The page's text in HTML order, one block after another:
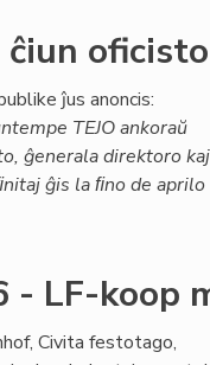
ĉiun
ĵus anoncis:
TEJO ankoraŭ
ĝenerala direktoro
ĝis la ﬁno de
- LF-koop
Civita festotago,